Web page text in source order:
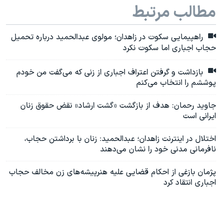
مطالب مرتبط
راهپیمایی سکوت در زاهدان؛ مولوی عبدالحمید درباره تحمیل
حجاب اجباری اما سکوت نکرد
بازداشت و گرفتن اعتراف اجباری از زنی که می‌گفت من خودم
پوششم را انتخاب می‌کنم
جاوید رحمان: هدف از بازگشت «گشت ارشاد» نقض حقوق زنان
ایرانی است
اختلال در اینترنت زاهدان؛ عبدالحمید: زنان با برداشتن حجاب،
نافرمانی مدنی خود را نشان می‌دهند
پژمان بازغی از احکام قضایی علیه هنرپیشه‌های زن مخالف حجاب
اجباری انتقاد کرد